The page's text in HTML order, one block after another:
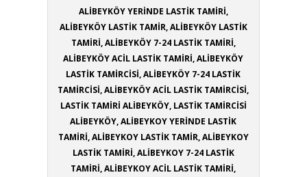
ALİBEYKÖY YERİNDE LASTİK TAMİRİ,
ALİBEYKÖY LASTİK TAMİR, ALİBEYKÖY LASTİK
TAMİRİ, ALİBEYKÖY 7-24 LASTİK TAMİRİ,
ALİBEYKÖY ACİL LASTİK TAMİRİ, ALİBEYKÖY
LASTİK TAMİRCİSİ, ALİBEYKÖY 7-24 LASTİK
TAMİRCİSİ, ALİBEYKÖY ACİL LASTİK TAMİRCİSİ,
LASTİK TAMİRİ ALİBEYKÖY, LASTİK TAMİRCİSİ
ALİBEYKÖY, ALİBEYKOY YERİNDE LASTİK
TAMİRİ, ALİBEYKOY LASTİK TAMİR, ALİBEYKOY
LASTİK TAMİRİ, ALİBEYKOY 7-24 LASTİK
TAMİRİ, ALİBEYKOY ACİL LASTİK TAMİRİ,